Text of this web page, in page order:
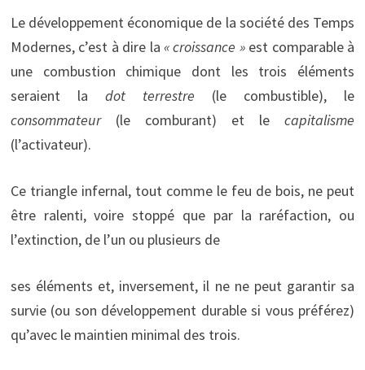
Le développement économique de la société des Temps
Modernes, c’est à dire la « croissance »est comparable à
une combustion chimique dont les trois éléments
seraient la dot terrestre (le combustible), le
consommateur(le comburant) et lecapitalisme
(l’activateur).
Ce triangle infernal, tout comme le feu de bois, ne peut
être ralenti, voire stoppé que par la raréfaction, ou
l’extinction, de l’un ou plusieurs de
ses éléments et, inversement, il ne ne peut garantir sa
survie (ou son développement durable si vous préférez)
qu’avec le maintien minimal des trois.